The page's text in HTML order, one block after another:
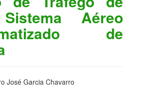
Aéreo
de
José Garcia Chavarro